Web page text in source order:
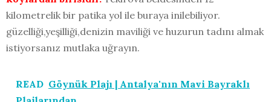
kilometrelik bir patika yol ile buraya inilebiliyor.
güzelliği,yeşilliği,denizin maviliği ve huzurun tadını almak
istiyorsanız mutlaka uğrayın.
READ Göynük Plajı | Antalya'nın Mavi Bayraklı